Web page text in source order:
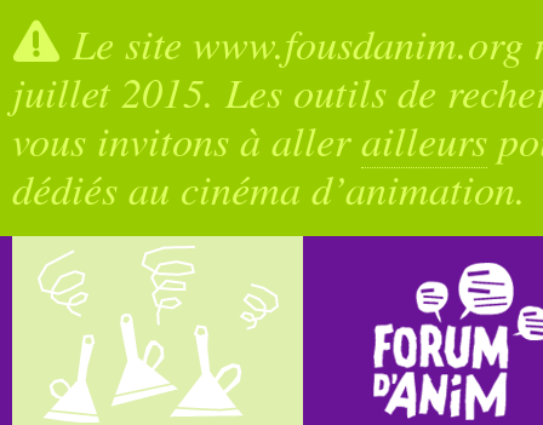
Le site
juillet 2015. Les outils de
vous invitons à allerailleurs
dédiés au cinéma d’animation.